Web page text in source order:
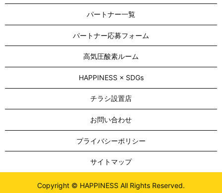
パートナー一覧
パートナー応募フォーム
高気圧酸素ルーム
HAPPINESS × SDGs
チラシ設置店
お問い合わせ
プライバシーポリシー
サイトマップ
Copyright © HAPPINESS All Rights Reserved.